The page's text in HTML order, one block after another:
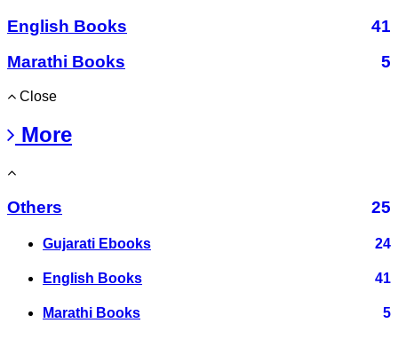
English Books
41
Marathi Books
5
Close
More
Others 25
Gujarati Ebooks 24
English Books 41
Marathi Books 5